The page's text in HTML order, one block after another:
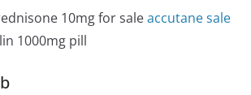
10mg for saleaccutane sale
1000mg pill